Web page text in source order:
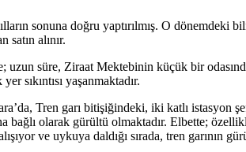
sonuna doğru yaptırılmış. O dönemdeki
satın alınır.
süre, Ziraat Mektebinin küçük bir
sıkıntısı yaşanmaktadır.
Tren garı bitişiğindeki, iki katlı istasyon
olarak gürültü olmaktadır. Elbette;
ve uykuya daldığı sırada, tren garının